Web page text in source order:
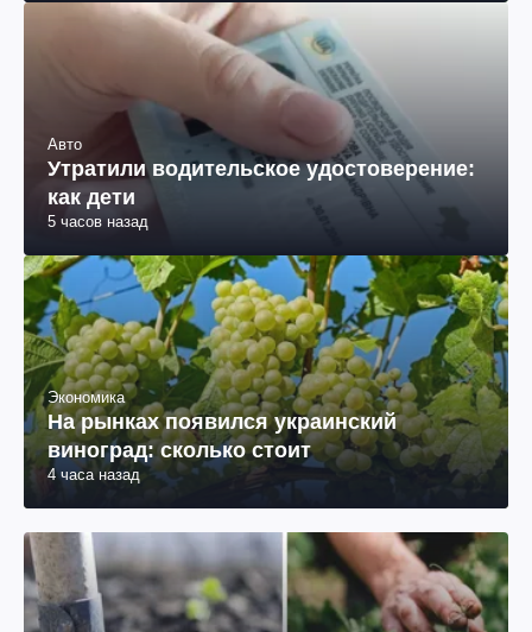
Авто
Утратили водительское удостоверение:
как дети
5 часов назад
Экономика
На рынках появился украинский
виноград: сколько стоит
4 часа назад